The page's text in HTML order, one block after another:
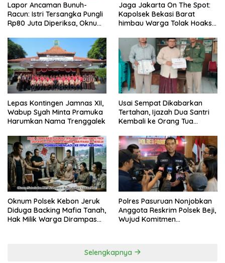
Lapor Ancaman Bunuh-
Racun: Istri Tersangka Pungli
Rp80 Juta Diperiksa, Oknum
Disdagperin
Jaga Jakarta On The Spot:
Kapolsek Bekasi Barat
himbau Warga Tolak Hoaks
Sholat Jumat
Lepas Kontingen Jamnas XII,
Wabup Syah Minta Pramuka
Harumkan Nama Trenggalek
Usai Sempat Dikabarkan
Tertahan, Ijazah Dua Santri
Kembali ke Orang Tua
Oknum Polsek Kebon Jeruk
Diduga Backing Mafia Tanah,
Hak Milik Warga Dirampas
Polres Pasuruan Nonjobkan
Anggota Reskrim Polsek Beji,
Wujud Komitmen
Selengkapnya